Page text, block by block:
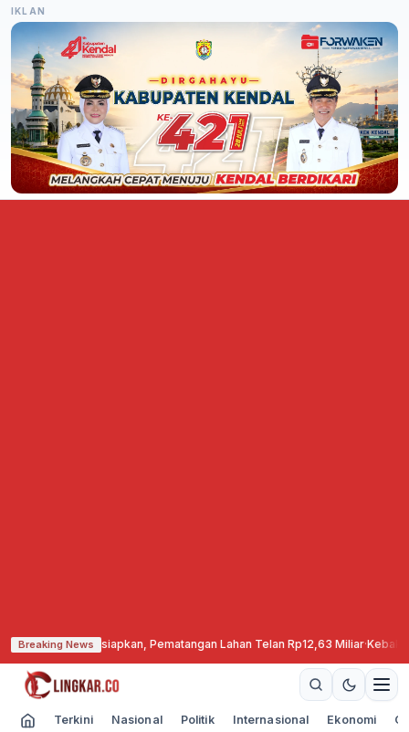
IKLAN
Breaking News
Cepu Mulai Disiapkan, Pematangan Lahan Telan Rp12,63 Miliar·
Terkini Nasional Politik Internasional Ekonomi